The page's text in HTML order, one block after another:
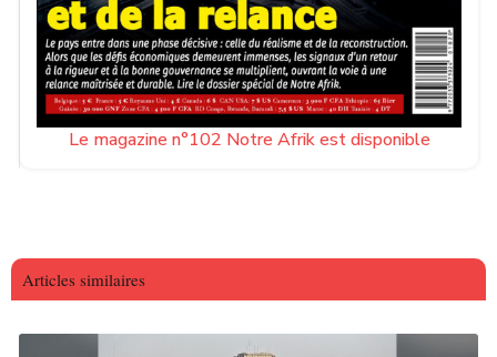
Le magazine n°102 Notre Afrik est disponible
Articles similaires